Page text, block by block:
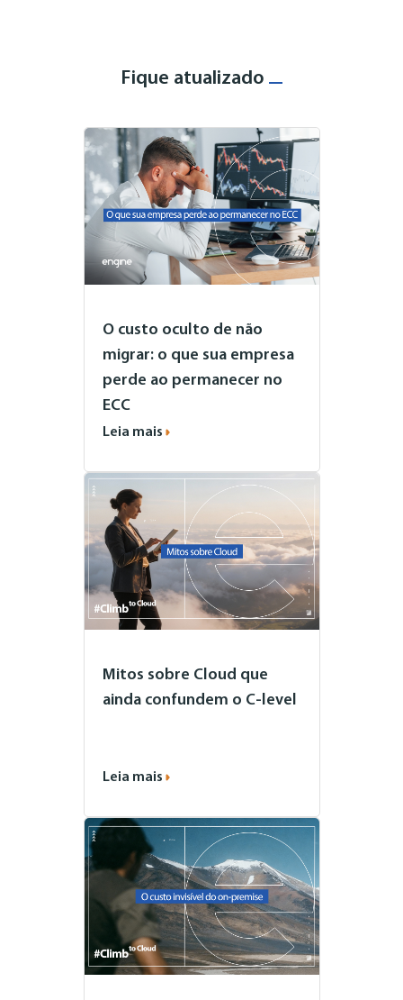
Fique atualizado
O custo oculto de não
migrar: o que sua empresa
perde ao permanecer no
ECC
Leia mais
Mitos sobre Cloud que
ainda confundem o C-level
Leia mais